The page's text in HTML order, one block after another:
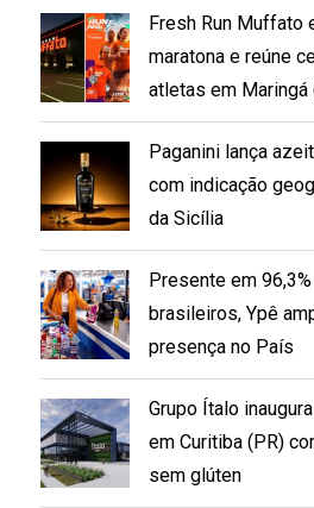
Fresh Run Muffato
maratona e reúne
atletas em Maringá
Paganini lança
com indicação
da Sicília
Presente em
brasileiros, Ypê
presença no País
Grupo Ítalo
em Curitiba (PR)
sem glúten